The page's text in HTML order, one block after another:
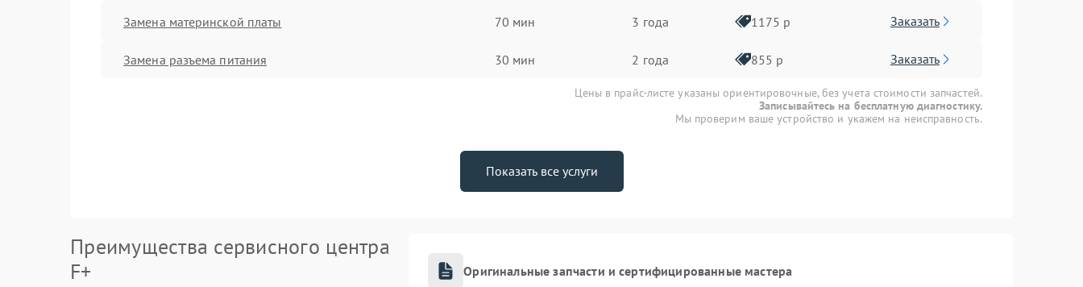
Замена материнской платы 70 мин 3 года 1175 р Заказать
Замена разъема питания 30 мин 2 года 855 р Заказать
Цены в прайс-листе указаны ориентировочные, без учета стоимости запчастей.
Записывайтесь на бесплатную диагностику.
Мы проверим ваше устройство и укажем на неисправность.
Показать все услуги
Преимущества сервисного центра
F+
Оригинальные запчасти и сертифицированные мастера